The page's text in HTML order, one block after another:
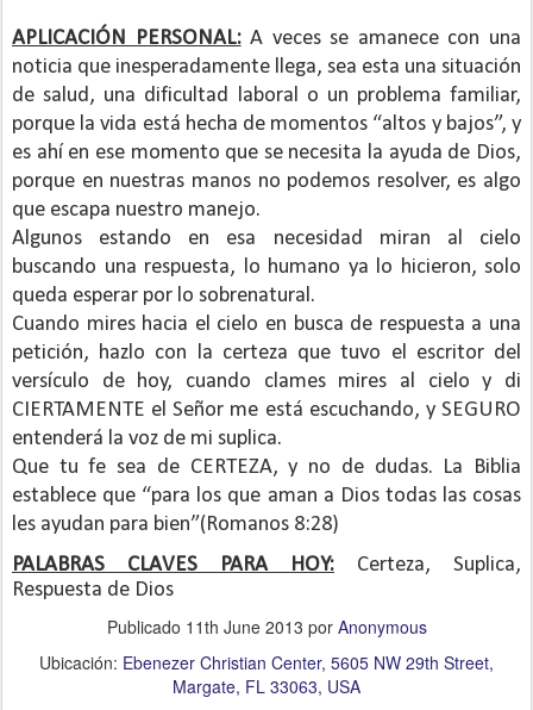
APLICACIÓN PERSONAL:A veces se amanece con una
noticia que inesperadamente llega, sea esta una situación
de salud, una dificultad laboral o un problema familiar,
porque la vida está hecha de momentos “altos y bajos”, y
es ahí en ese momento que se necesita la ayuda de Dios,
porque en nuestras manos no podemos resolver, es algo
que escapa nuestro manejo.
Algunos estando en esa necesidad miran al cielo
buscando una respuesta, lo humano ya lo hicieron, solo
queda esperar por lo sobrenatural.
Cuando mires hacia el cielo en busca de respuesta a una
petición, hazlo con la certeza que tuvo el escritor del
versículo de hoy, cuando clames mires al cielo y di
CIERTAMENTE el Señor me está escuchando, y SEGURO
entenderá la voz de mi suplica.
Que tu fe sea de CERTEZA, y no de dudas. La Biblia
establece que “para los que aman a Dios todas las cosas
les ayudan para bien”(Romanos 8:28)
PALABRAS CLAVES PARA HOY: Certeza, Suplica,
Respuesta de Dios
Publicado 11th June 2013 por Anonymous
Ubicación: Ebenezer Christian Center, 5605 NW 29th Street,
Margate, FL 33063, USA